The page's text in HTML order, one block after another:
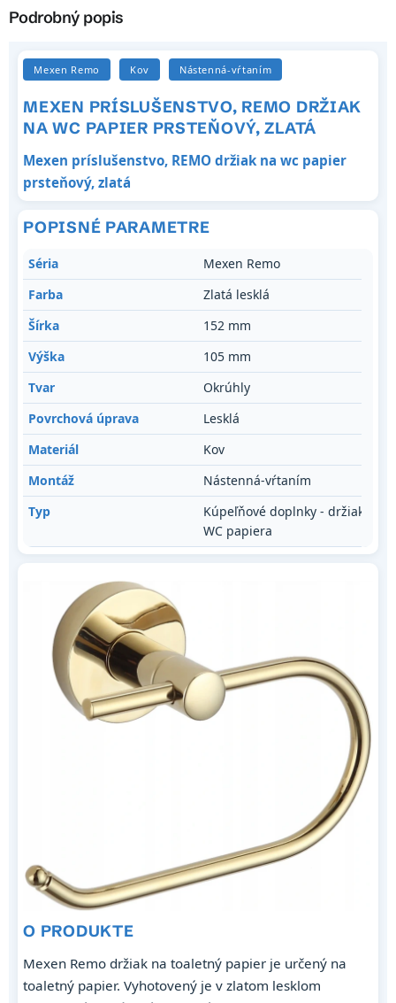
Podrobný popis
Mexen Remo Kov Nástenná-vŕtaním
MEXEN PRÍSLUŠENSTVO, REMO DRŽIAK
NA WC PAPIER PRSTEŇOVÝ, ZLATÁ
Mexen príslušenstvo, REMO držiak na wc papier
prsteňový, zlatá
POPISNÉ PARAMETRE
Séria
Mexen Remo
Farba
Zlatá lesklá
Šírka
152 mm
Výška
105 mm
Tvar
Okrúhly
Povrchová úprava
Lesklá
Materiál
Kov
Montáž
Nástenná-vŕtaním
Typ
Kúpeľňové doplnky - držiak
WC papiera
O PRODUKTE
Mexen Remo držiak na toaletný papier je určený na
toaletný papier. Vyhotovený je v zlatom lesklom